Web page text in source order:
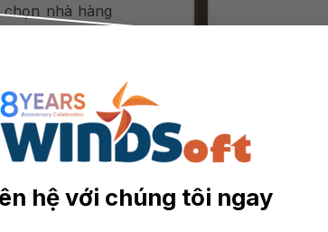
hệ với chúng tôi ngay
nhà hàng
hàng có thể
qua app.
đảm bảo